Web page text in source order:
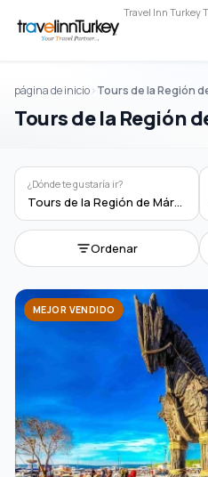
Travel Inn Turkey
página de inicio Tours de la Región
Tours de la Región
¿Dónde te gustaría ir?
Tours de la Región de Mármara
Ordenar
MEJOR VENDIDO